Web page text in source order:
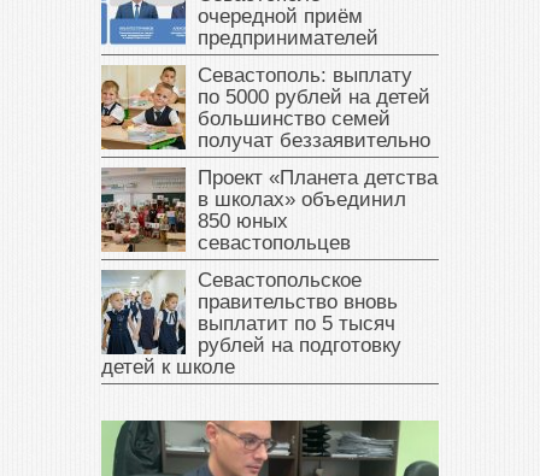
очередной приём
предпринимателей
Севастополь: выплату
по 5000 рублей на детей
большинство семей
получат беззаявительно
Проект «Планета детства
в школах» объединил
850 юных
севастопольцев
Севастопольское
правительство вновь
выплатит по 5 тысяч
рублей на подготовку
детей к школе